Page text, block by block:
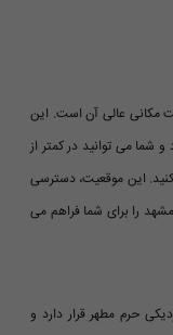
مکانی عالی آن است. این
و شما می توانید در کمتر از
این موقعیت، دسترسی
را برای شما فراهم می
حرم مطهر قرار دارد و